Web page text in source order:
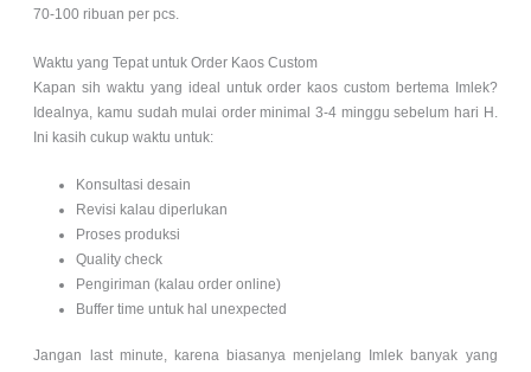
70-100 ribuan per pcs.
Waktu yang Tepat untuk Order Kaos Custom
Kapan sih waktu yang ideal untuk order kaos custom bertema Imlek?
Idealnya, kamu sudah mulai order minimal 3-4 minggu sebelum hari H.
Ini kasih cukup waktu untuk:
Konsultasi desain
Revisi kalau diperlukan
Proses produksi
Quality check
Pengiriman (kalau order online)
Buffer time untuk hal unexpected
Jangan last minute, karena biasanya menjelang Imlek banyak yang